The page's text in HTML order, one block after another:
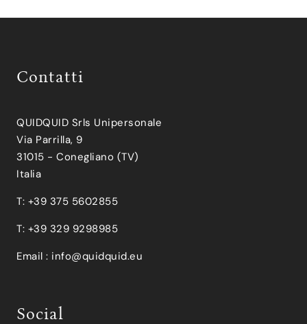
Contatti
QUIDQUID Srls Unipersonale
Via Parrilla, 9
31015 - Conegliano (TV)
Italia
T: +39 375 5602855
T: +39 329 9298985
Email : info@quidquid.eu
Social